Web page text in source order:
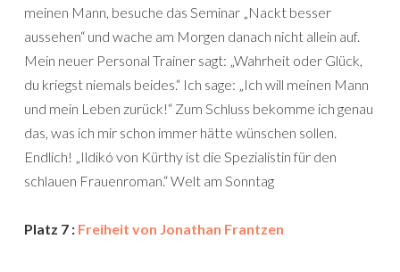
meinen Mann, besuche das Seminar „Nackt besser
aussehen“ und wache am Morgen danach nicht allein auf.
Mein neuer Personal Trainer sagt: „Wahrheit oder Glück,
du kriegst niemals beides.“ Ich sage: „Ich will meinen Mann
und mein Leben zurück!“ Zum Schluss bekomme ich genau
das, was ich mir schon immer hätte wünschen sollen.
Endlich! „Ildikó von Kürthy ist die Spezialistin für den
schlauen Frauenroman.“ Welt am Sonntag
Platz 7 : Freiheit von Jonathan Frantzen